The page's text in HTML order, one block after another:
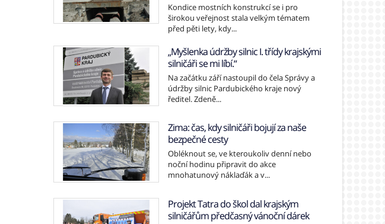
Kondice mostních konstrukcí se i pro
širokou veřejnost stala velkým tématem
před pěti lety, kdy...
„Myšlenka údržby silnic I. třídy krajskými
silničáři se mi líbí.“
Na začátku září nastoupil do čela Správy a
údržby silnic Pardubického kraje nový
ředitel. Zdeně...
Zima: čas, kdy silničáři bojují za naše
bezpečné cesty
Obléknout se, ve kteroukoliv denní nebo
noční hodinu připravit do akce
mnohatunový náklaďák a v...
Projekt Tatra do škol dal krajským
silničářům předčasný vánoční dárek